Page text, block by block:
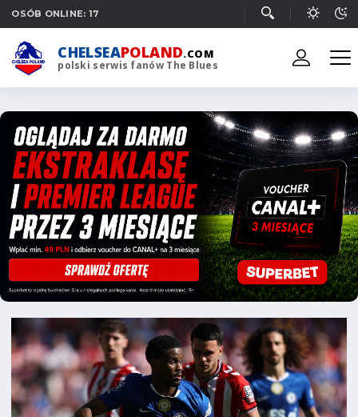
OSÓB ONLINE: 17
CHELSEAPOLAND.COM
polski serwis fanów The Blues